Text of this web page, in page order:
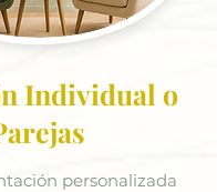
Individual o
personalizada